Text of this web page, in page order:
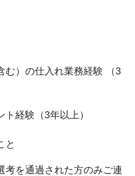
む）の仕入れ業務経験 （3
経験（3年以上）
と
を通過された方のみご連